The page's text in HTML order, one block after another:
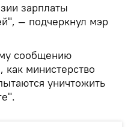
зарплаты
— подчеркнул мэр
сообщению
как министерство
уничтожить